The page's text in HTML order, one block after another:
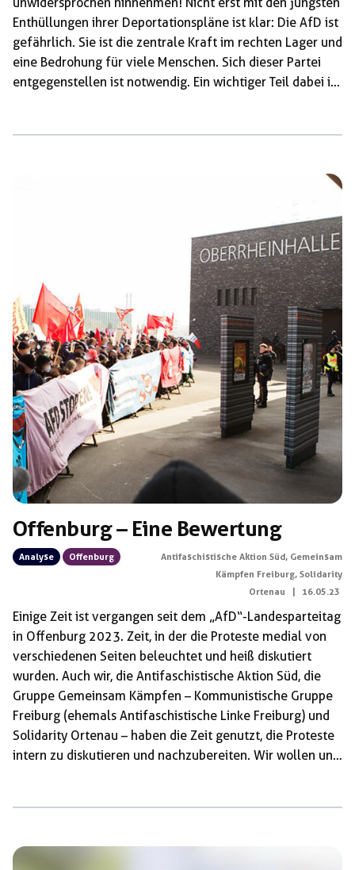
Enthüllungen ihrer Deportationspläne ist klar: Die AfD ist
gefährlich. Sie ist die zentrale Kraft im rechten Lager und
eine Bedrohung für viele Menschen. Sich dieser Partei
entgegenstellen ist notwendig. Ein wichtiger Teil dabei ist
Streit, der sich bereits länger durch den Landesverband
Offenburg – Eine Bewertung
Analyse Offenburg Antifaschistische Aktion Süd, Gemeinsam
Kämpfen Freiburg, Solidarity
Ortenau
| 16.05.23
Einige Zeit ist vergangen seit dem „AfD“-Landesparteitag
in Offenburg 2023. Zeit, in der die Proteste medial von
verschiedenen Seiten beleuchtet und heiß diskutiert
wurden. Auch wir, die Antifaschistische Aktion Süd, die
Gruppe Gemeinsam Kämpfen – Kommunistische Gruppe
Freiburg (ehemals Antifaschistische Linke Freiburg) und
Solidarity Ortenau – haben die Zeit genutzt, die Proteste
intern zu diskutieren und nachzubereiten. Wir wollen uns
gemeinsame politische Bewertung ziehen und